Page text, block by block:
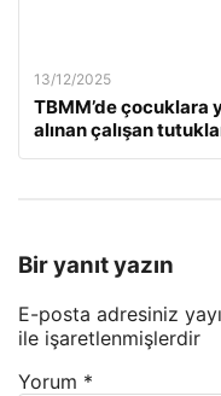
13/12/2025
TBMM’de çocuklara
alınan çalışan
Bir yanıt yazın
E-posta adresiniz
ile işaretlenmişlerdir
Yorum *